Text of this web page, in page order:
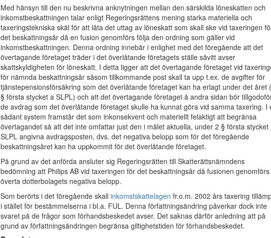
Med hänsyn till den nu beskrivna anknytningen mellan den särskilda löneskatten och
inkomstbeskattningen talar enligt Regeringsrättens mening starka materiella och
taxeringstekniska skäl för att låta det uttag av löneskatt som skall ske vid taxeringen
det beskattningsår då en fusion genomförs följa den ordning som gäller vid
inkomstbeskattningen. Denna ordning innebär i enlighet med det föregående att det
övertagande företaget träder i det överlåtande företagets ställe såvitt avser
skattskyldigheten för löneskatt. I detta ligger att det övertagande företaget vid
för nämnda beskattningsår såsom tillkommande post skall ta upp t.ex. de avgifter för
tjänstepensionsförsäkring som det överlåtande företaget kan ha erlagt under det året
§ första stycket a SLPL) och att det övertagande företaget å andra sidan bör
de avdrag som det överlåtande företaget skulle ha kunnat göra vid samma taxering. I
sådant system framstår det som inkonsekvent och materiellt felaktigt att begränsa
övertagandet så att det inte omfattar just den i målet aktuella, under 2 § första stycket
SLPL angivna avdragsposten, dvs. det negativa belopp som för det föregående
beskattningsåret kan ha uppkommit för det överlåtande företaget.
På grund av det anförda ansluter sig Regeringsrätten till Skatterättsnämndens
bedömning att Philips AB vid taxeringen för det beskattningsår då fusionen
överta dotterbolagets negativa belopp.
Som berörts i det föregående skall inkomstskattelagen fr.o.m. 2002 års taxering
i stället för bestämmelserna i bl.a. FUL. Denna författningsändring påverkar dock inte
svaret på de frågor som förhandsbeskedet avser. Det saknas därför anledning att på
grund av författningsändringen begränsa giltighetstiden för förhandsbeskedet.